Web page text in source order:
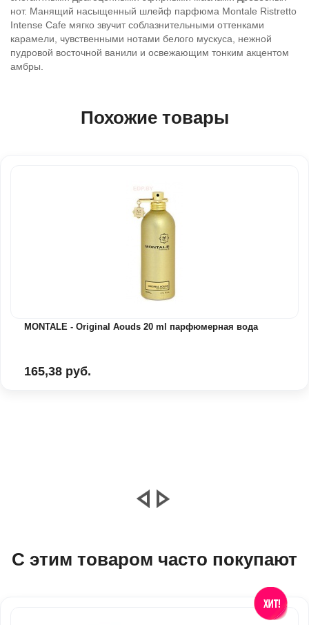
нот. Манящий насыщенный шлейф парфюма Montale Ristretto
Intense Cafe мягко звучит соблазнительными оттенками
карамели, чувственными нотами белого мускуса, нежной
пудровой восточной ванили и освежающим тонким акцентом
амбры.
Похожие товары
MONTALE - Original Aouds 20 ml парфюмерная вода
165,38 руб.
С этим товаром часто покупают